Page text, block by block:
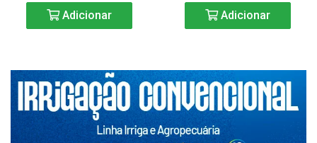
Adicionar Adicionar